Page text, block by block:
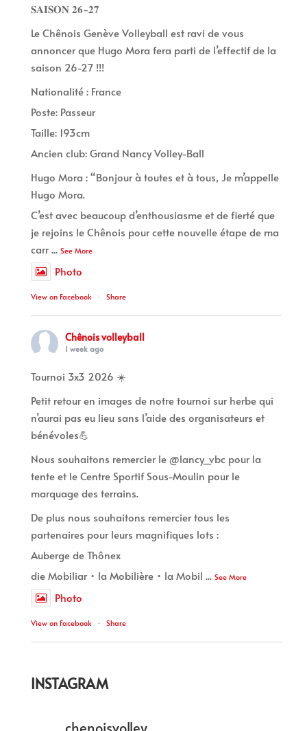
𝐒𝐀𝐈𝐒𝐎𝐍 𝟐𝟔-𝟐𝟕
Le Chênois Genève Volleyball est ravi de vous
annoncer que Hugo Mora fera parti de l’effectif de la
saison 26-27 !!!
Nationalité : France
Poste: Passeur
Taille: 193cm
Ancien club: Grand Nancy Volley-Ball
Hugo Mora : “Bonjour à toutes et à tous, Je m’appelle
Hugo Mora.
C’est avec beaucoup d’enthousiasme et de fierté que
je rejoins le Chênois pour cette nouvelle étape de ma
carr... See More
Photo
View on Facebook · Share
Chênois volleyball
1 week ago
Tournoi 3x3 2026 ☀️
Petit retour en images de notre tournoi sur herbe qui
n’aurai pas eu lieu sans l’aide des organisateurs et
bénévoles💪
Nous souhaitons remercier le @lancy_vbc pour la
tente et le Centre Sportif Sous-Moulin pour le
marquage des terrains.
De plus nous souhaitons remercier tous les
partenaires pour leurs magnifiques lots :
Auberge de Thônex
die Mobiliar • la Mobilière • la Mobil ... See More
Photo
View on Facebook · Share
INSTAGRAM